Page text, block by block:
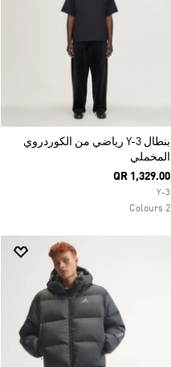
بنطال Y-3 رياضي من الكوردروي
المخملي
QR 1,329.00
Y-3
2 Colours